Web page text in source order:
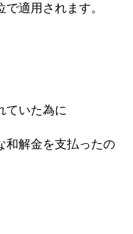
適用されます。
ていた為に
和解金を支払ったの